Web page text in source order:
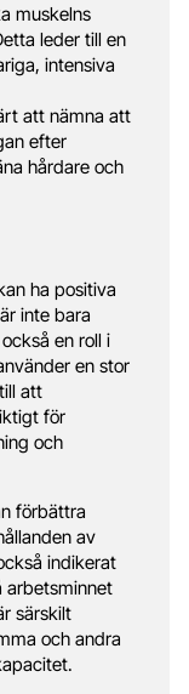
muskelns
leder till en
intensiva
att nämna att
efter
hårdare och
ha positiva
inte bara
en roll i
en stor
att
för
och
förbättra
av
indikerat
arbetsminnet
särskilt
och andra